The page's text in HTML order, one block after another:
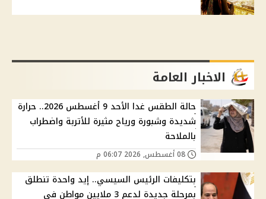
الاخبار العامة
حالة الطقس غدا الأحد 9 أغسطس 2026.. حرارة
شديدة وشبورة ورياح مثيرة للأتربة واضطراب
بالملاحة
بتكليفات الرئيس السيسي.. إيد واحدة تنطلق
بمرحلة جديدة لدعم 3 ملايين مواطن في